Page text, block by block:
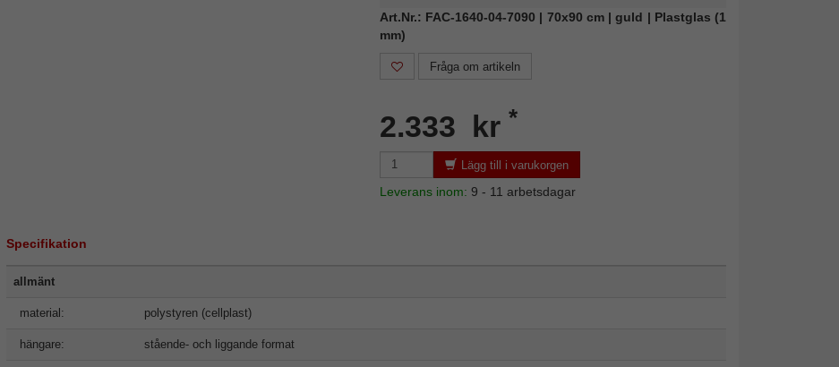
Art.Nr.: FAC-1640-04-7090 | 70x90 cm | guld | Plastglas (1
mm)
Fråga om artikeln
2.333 kr *
Lägg till i varukorgen
Leverans inom: 9 - 11 arbetsdagar
Specifikation
allmänt
material: polystyren (cellplast)
hängare: stående- och liggande format